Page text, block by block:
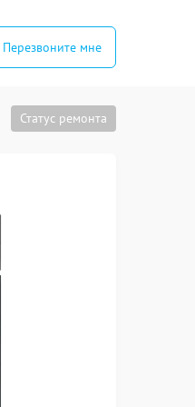
Перезвоните мне
Статус ремонта